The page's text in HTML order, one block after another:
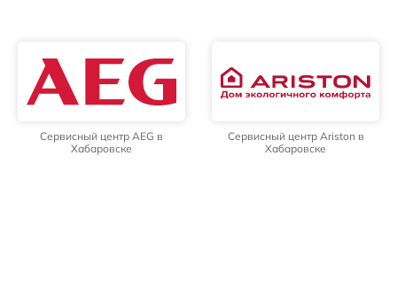
Сервисный центр AEG в
Хабаровске
Сервисный центр Ariston в
Хабаровске